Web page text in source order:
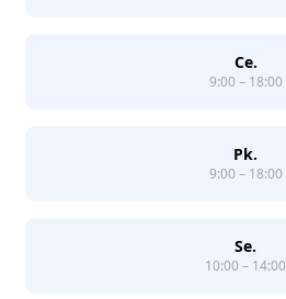
Ce.
9:00 – 18:00
Pk.
9:00 – 18:00
Se.
10:00 – 14:00